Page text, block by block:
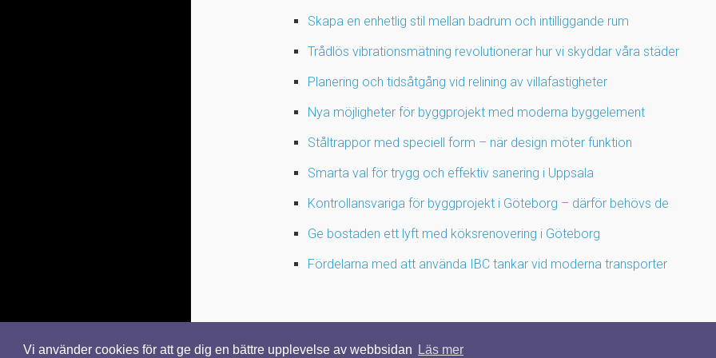
Vi använder cookies för att ge dig en bättre upplevelse av webbsidan Läs mer
Skapa en enhetlig stil mellan badrum och intilliggande rum
Trådlös vibrationsmätning revolutionerar hur vi skyddar våra städer
Planering och tidsåtgång vid relining av villafastigheter
Nya möjligheter för byggprojekt med moderna byggelement
Ståltrappor med speciell form – när design möter funktion
Smarta val för trygg och effektiv sanering i Uppsala
Kontrollansvariga för byggprojekt i Göteborg – därför behövs de
Ge bostaden ett lyft med köksrenovering i Göteborg
Fördelarna med att använda IBC tankar vid moderna transporter
© 2026 SNYGGAHUS.NU. ALLA RÄTTIGHETER FÖRBEHÅLLNA.